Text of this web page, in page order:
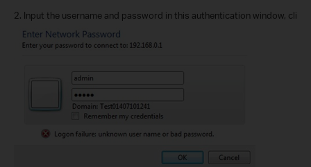
2. Input the username and password in this authentication window, click